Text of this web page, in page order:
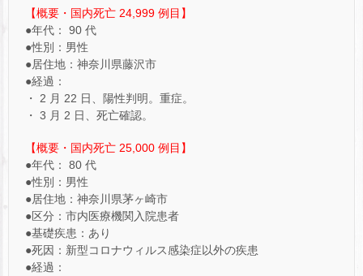
【概要・国内死亡 24,999 例目】
●年代： 90 代
●性別：男性
●居住地：神奈川県藤沢市
●経過：
・ 2 月 22 日、陽性判明。重症。
・ 3 月 2 日、死亡確認。
【概要・国内死亡 25,000 例目】
●年代： 80 代
●性別：男性
●居住地：神奈川県茅ヶ崎市
●区分：市内医療機関入院患者
●基礎疾患：あり
●死因：新型コロナウィルス感染症以外の疾患
●経過：